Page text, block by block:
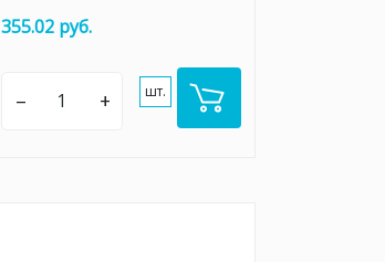
355.02 руб.
– + шт.